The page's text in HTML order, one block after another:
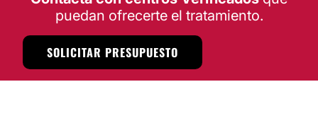
puedan ofrecerte el tratamiento.
SOLICITAR PRESUPUESTO